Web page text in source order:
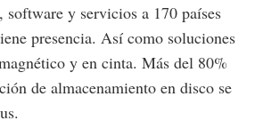
software y servicios a 170 países
presencia. Así como soluciones
y en cinta. Más del 80%
de almacenamiento en disco se